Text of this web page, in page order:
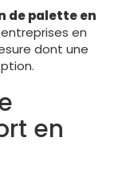
de palette en
en
dont une
en